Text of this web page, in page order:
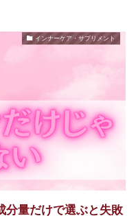
インナーケア・サプリメント
分量だけで選ぶと失敗